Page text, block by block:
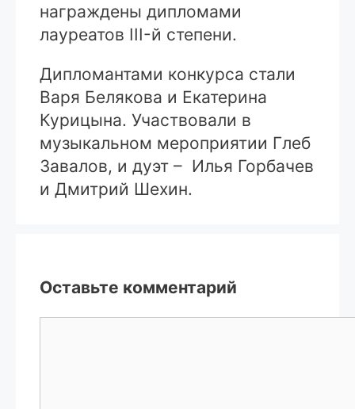
награждены дипломами
лауреатов III-й степени.
Дипломантами конкурса стали
Варя Белякова и Екатерина
Курицына. Участвовали в
музыкальном мероприятии Глеб
Завалов, и дуэт – Илья Горбачев
и Дмитрий Шехин.
Оставьте комментарий